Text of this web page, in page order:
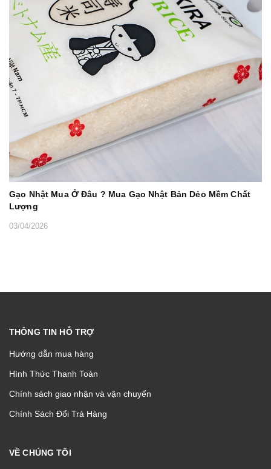
Gạo Nhật Mua Ở Đâu ? Mua Gạo Nhật Bản Dẻo Mềm Chất
Lượng
03/04/2026
THÔNG TIN HỖ TRỢ
Hướng dẫn mua hàng
Hình Thức Thanh Toán
Chính sách giao nhận và vận chuyển
Chính Sách Đổi Trả Hàng
VỀ CHÚNG TÔI